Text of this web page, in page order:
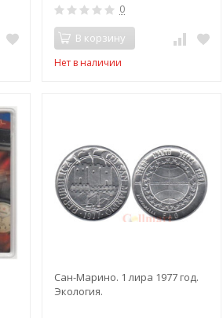
0
В корзину
Нет в наличии
Сан-Марино. 1 лира 1977 год.
Экология.